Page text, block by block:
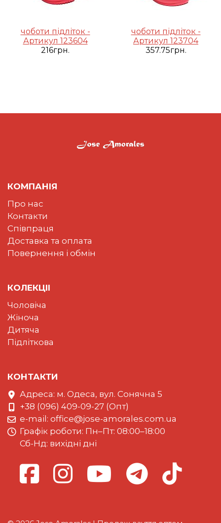
чоботи підліток -
Артикул 123604
216грн.
чоботи підліток -
Артикул 123704
357.75грн.
КОМПАНІЯ
Про нас
Контакти
Співпраця
Доставка та оплата
Повернення і обмін
КОЛЕКЦII
Чоловіча
Жіноча
Дитяча
Підліткова
КОНТАКТИ
Адреса: м. Одеса, вул. Сонячна 5
+38 (096) 409-09-27 (Опт)
e-mail: office@jose-amorales.com.ua
Графiк роботи: Пн–Пт: 08:00–18:00
Сб-Нд: вихідні дні